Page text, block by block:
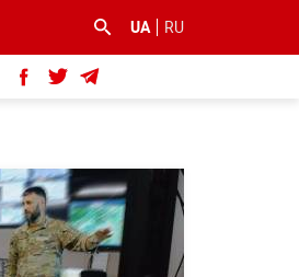
UA RU